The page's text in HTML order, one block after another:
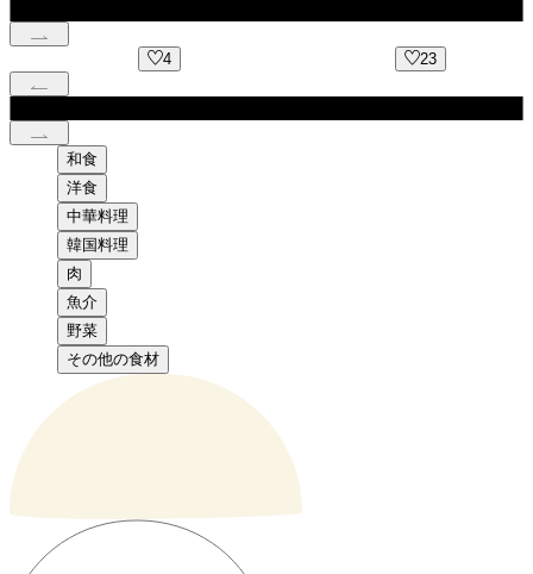
4 23
和食
洋食
中華料理
韓国料理
肉
魚介
野菜
その他の食材